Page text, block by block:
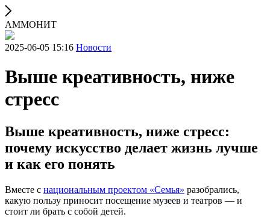
АММОНИТ
2025-06-05 15:16 Новости
Выше креативность, ниже
стресс
Выше креативность, ниже стресс:
почему искусство делает жизнь лучше
и как его понять
Вместе с национальным проектом «Семья» разобрались,
какую пользу приносит посещение музеев и театров — и
стоит ли брать с собой детей.